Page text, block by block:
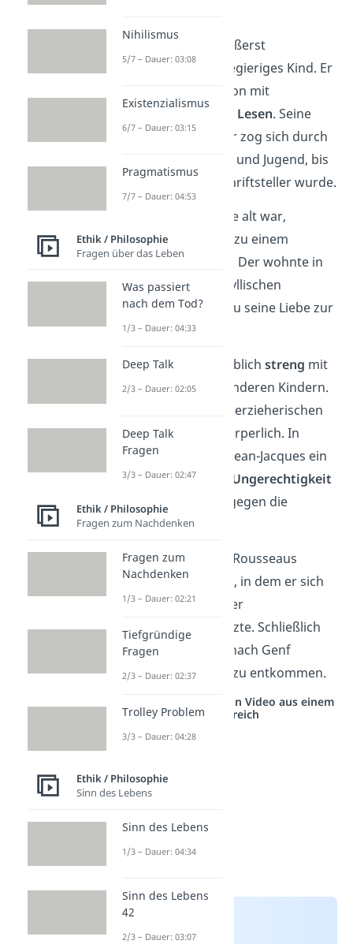
erfahren!
Jean-Jacques war ein äußerst
neugieriges und wissbegieriges Kind. Er
lernte zum Beispiel schon mit
zweieinhalb Jahren das Lesen. Seine
Leidenschaft für Bücher zog sich durch
seine gesamte Kindheit und Jugend, bis
er sogar selbst zum Schriftsteller wurde.
Als Rousseau zehn Jahre alt war,
schickte sein Onkel ihn zu einem
calvinistischen Pfarrer
. Der wohnte in
einer ländlichen und idyllischen
Gemeinde, wo Rousseau seine Liebe zur
Natur entdeckte.
Der Pfarrer war unglaublich streng mit
Jean-Jacques und den anderen Kindern.
Er
ihn zu erzieherischen
Zwecken sogar auch körperlich. In
dieser Zeit entwickelte Jean-Jacques ein
starkesEmpfinden für Ungerechtigkeit
und große Abneigung gegen die
Autoritätdes Pfarrers.
Das zeigte sich auch in Rousseaus
späterem Werk „
, in dem er sich
für eine tolerante Art der
Kindererziehung einsetzte. Schließlich
ging Rousseau wieder nach Genf
zurück, um den Leiden zu entkommen.
Studyflix vernetzt: Hier ein Video aus einem
anderen Bereich
Nihilismus
5/7 – Dauer: 03:08
Existenzialismus
6/7 – Dauer: 03:15
Pragmatismus
7/7 – Dauer: 04:53
Ethik / Philosophie
Fragen über das Leben
Was passiert
nach dem Tod?
1/3 – Dauer: 04:33
Deep Talk
2/3 – Dauer: 02:05
Deep Talk
Fragen
3/3 – Dauer: 02:47
Ethik / Philosophie
Fragen zum Nachdenken
Fragen zum
Nachdenken
1/3 – Dauer: 02:21
Tiefgründige
Fragen
2/3 – Dauer: 02:37
Trolley Problem
3/3 – Dauer: 04:28
Ethik / Philosophie
Sinn des Lebens
Sinn des Lebens
1/3 – Dauer: 04:34
Sinn des Lebens
42
2/3 – Dauer: 03:07